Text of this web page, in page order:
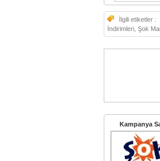
İlgili etiketler :
İndirimleri, Şok
Kampanya